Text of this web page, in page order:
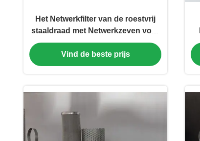
Het Netwerkfilter van de roestvrij
staaldraad met Netwerkzeven voor
Graangewassenfiltratie
Vind de beste prijs